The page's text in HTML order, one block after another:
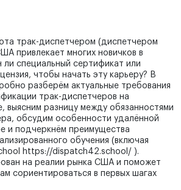
трак-диспетчером (диспетчером
привлекает многих новичков в
ли специальный сертификат или
чтобы начать эту карьеру? В
разберём актуальные требования
трак-диспетчеров на
выясним разницу между обязанностями
обсудим особенности удалённой
и подчеркнём преимущества
обучения (включая
https://dispatch42.school/ ).
на реалии рынка США и поможет
сориентироваться в первых шагах